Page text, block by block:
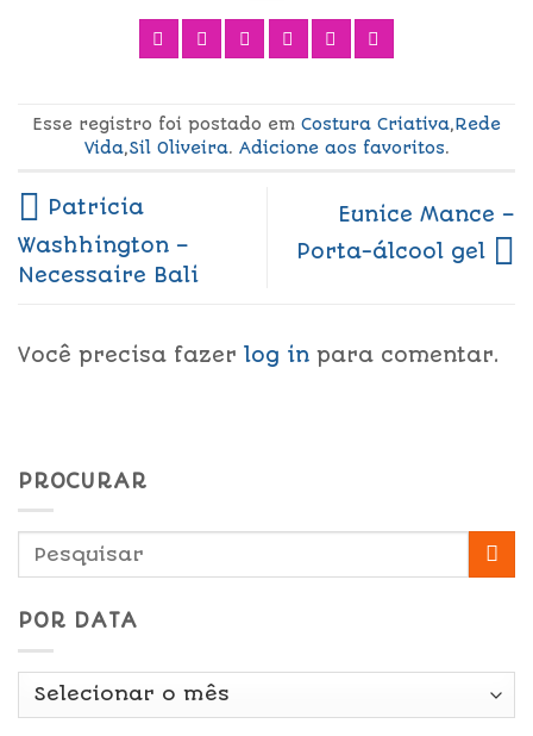
Esse registro foi postado em Costura Criativa,Rede
Vida,Sil Oliveira. Adicione aos favoritos.
Patricia
Washhington –
Necessaire Bali
Eunice Mance –
Porta-álcool gel
Você precisa fazer log in para comentar.
PROCURAR
POR DATA
Por